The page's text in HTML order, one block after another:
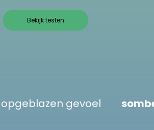
Bekijk testen
opgeblazen gevoel